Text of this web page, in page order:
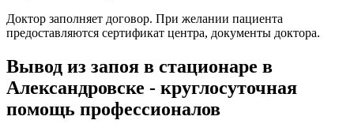
Доктор заполняет договор. При желании пациента
предоставляются сертификат центра, документы доктора.
Вывод из запоя в стационаре в
Александровске - круглосуточная
помощь профессионалов